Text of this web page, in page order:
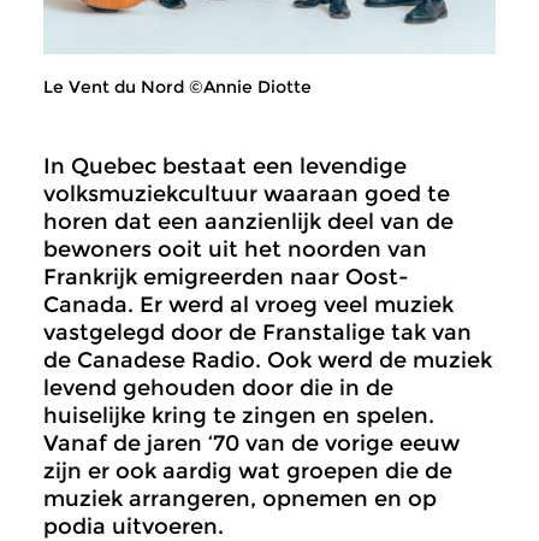
Le Vent du Nord ©Annie Diotte
In Quebec bestaat een levendige
volksmuziekcultuur waaraan goed te
horen dat een aanzienlijk deel van de
bewoners ooit uit het noorden van
Frankrijk emigreerden naar Oost-
Canada. Er werd al vroeg veel muziek
vastgelegd door de Franstalige tak van
de Canadese Radio. Ook werd de muziek
levend gehouden door die in de
huiselijke kring te zingen en spelen.
Vanaf de jaren ‘70 van de vorige eeuw
zijn er ook aardig wat groepen die de
muziek arrangeren, opnemen en op
podia uitvoeren.